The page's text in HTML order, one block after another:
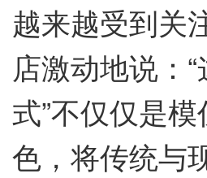
越来越受到关
店激动地说：
式”不仅仅是
色，将传统与